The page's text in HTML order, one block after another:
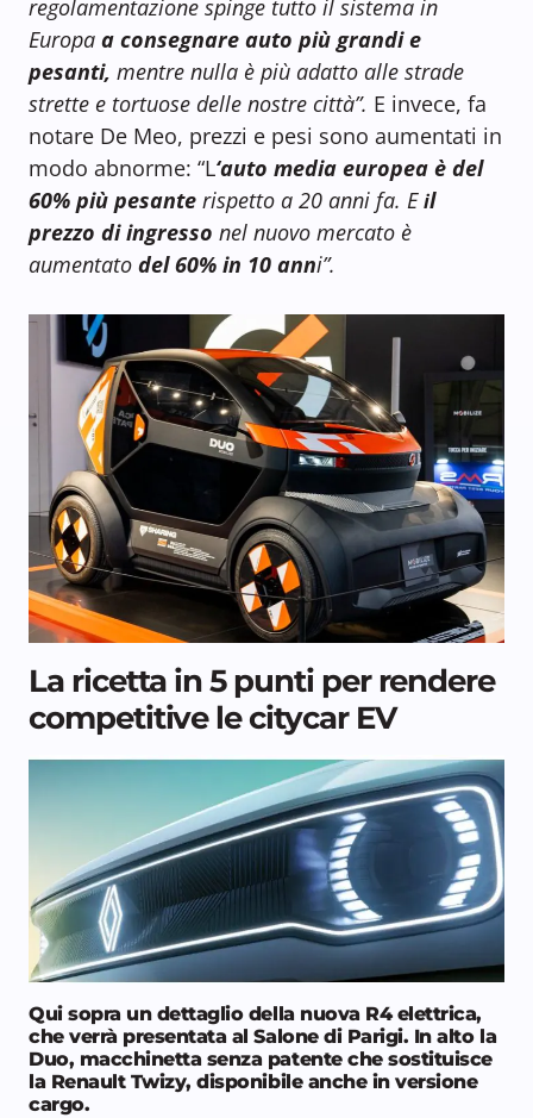
regolamentazione spinge tutto il sistema in
Europa a consegnare auto più grandi e
pesanti, mentre nulla è più adatto alle strade
strette e tortuose delle nostre città”. E invece, fa
notare De Meo, prezzi e pesi sono aumentati in
modo abnorme: “L‘auto media europea è del
60% più pesante rispetto a 20 anni fa. E il
prezzo di ingresso nel nuovo mercato è
aumentato del 60% in 10 anni”.
La ricetta in 5 punti per rendere
competitive le citycar EV
Qui sopra un dettaglio della nuova R4 elettrica,
che verrà presentata al Salone di Parigi. In alto la
Duo, macchinetta senza patente che sostituisce
la Renault Twizy, disponibile anche in versione
cargo.